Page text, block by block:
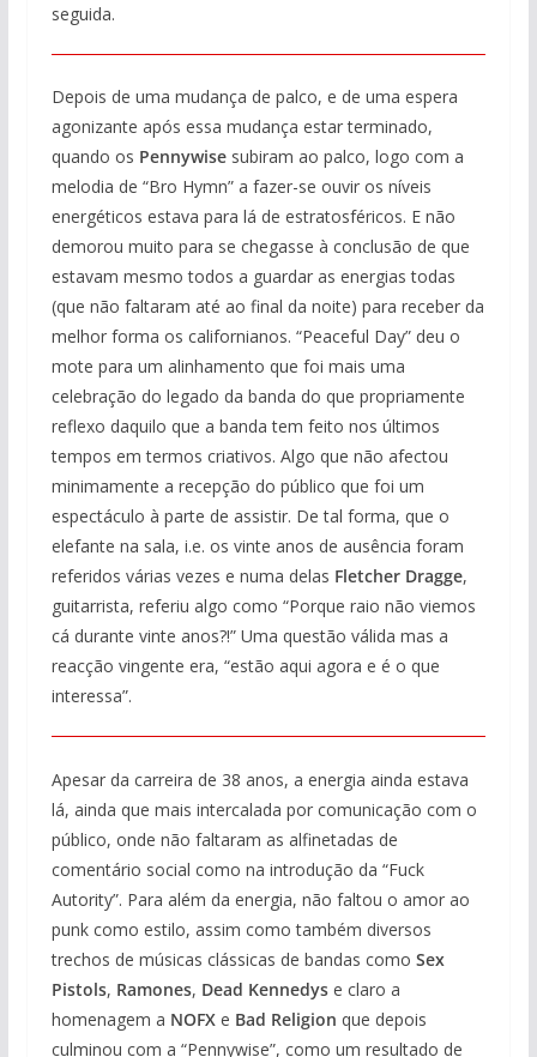
seguida.
Depois de uma mudança de palco, e de uma espera
agonizante após essa mudança estar terminado,
quando os Pennywisesubiram ao palco, logo com a
melodia de “Bro Hymn” a fazer-se ouvir os níveis
energéticos estava para lá de estratosféricos. E não
demorou muito para se chegasse à conclusão de que
estavam mesmo todos a guardar as energias todas
(que não faltaram até ao final da noite) para receber da
melhor forma os californianos. “Peaceful Day” deu o
mote para um alinhamento que foi mais uma
celebração do legado da banda do que propriamente
reflexo daquilo que a banda tem feito nos últimos
tempos em termos criativos. Algo que não afectou
minimamente a recepção do público que foi um
espectáculo à parte de assistir. De tal forma, que o
elefante na sala, i.e. os vinte anos de ausência foram
referidos várias vezes e numa delas Fletcher Dragge,
guitarrista, referiu algo como “Porque raio não viemos
cá durante vinte anos?!” Uma questão válida mas a
reacção vingente era, “estão aqui agora e é o que
interessa”.
Apesar da carreira de 38 anos, a energia ainda estava
lá, ainda que mais intercalada por comunicação com o
público, onde não faltaram as alfinetadas de
comentário social como na introdução da “Fuck
Autority”. Para além da energia, não faltou o amor ao
punk como estilo, assim como também diversos
trechos de músicas clássicas de bandas como Sex
Pistols, Ramones, Dead Kennedyse claro a
homenagem a NOFXe Bad Religion que depois
culminou com a “Pennywise”, como um resultado de